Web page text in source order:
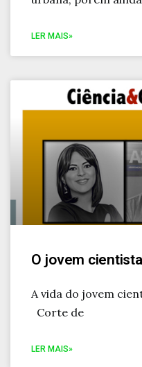
LER MAIS»
O jovem
A vida do jovem
Corte de
LER MAIS»